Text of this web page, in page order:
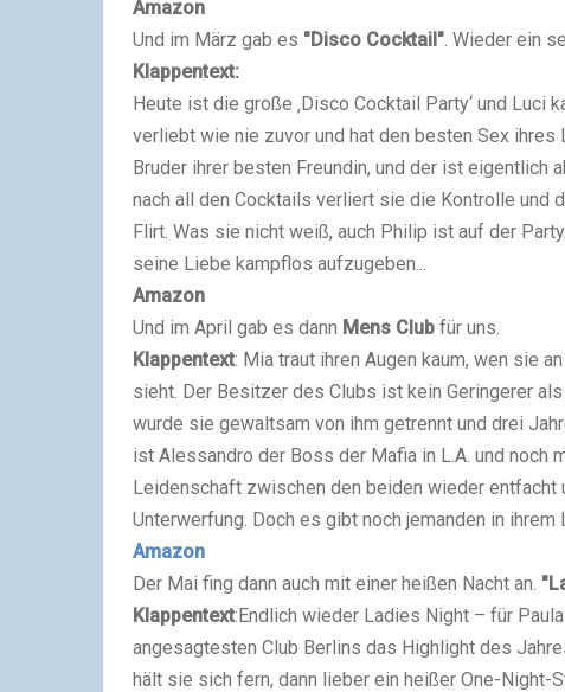
Amazon
Und im März gab es "Disco Cocktail". Wieder ein
Klappentext:
Heute ist die große ‚Disco Cocktail Party‘ und
verliebt wie nie zuvor und hat den besten Sex
Bruder ihrer besten Freundin, und der ist eigentlich
nach all den Cocktails verliert sie die Kontrolle und
Flirt. Was sie nicht weiß, auch Philip ist auf der
seine Liebe kampflos aufzugeben...
Amazon
Und im April gab es dann Mens Club für uns.
Klappentext: Mia traut ihren Augen kaum, wen sie
sieht. Der Besitzer des Clubs ist kein Geringerer
wurde sie gewaltsam von ihm getrennt und drei
ist Alessandro der Boss der Mafia in L.A. und noch
Leidenschaft zwischen den beiden wieder
Unterwerfung. Doch es gibt noch jemanden in
Amazon
Der Mai fing dann auch mit einer heißen Nacht an.
Klappentext:Endlich wieder Ladies Night – für
angesagtesten Club Berlins das Highlight des
hält sie sich fern, dann lieber ein heißer One-Night-